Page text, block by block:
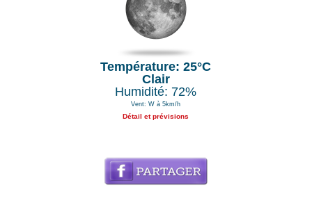
Température: 25°C
Clair
Humidité: 72%
Vent: W à 5km/h
Détail et prévisions